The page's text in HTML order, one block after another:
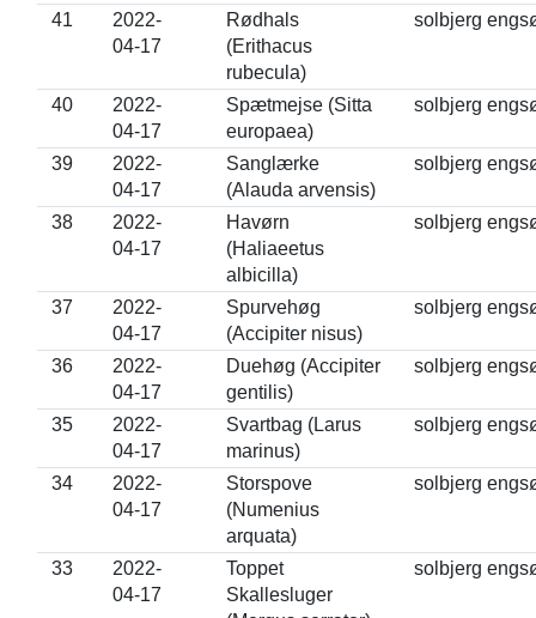
41
2022-
04-17
Rødhals
(Erithacus
rubecula)
solbjerg
40
2022-
04-17
Spætmejse (Sitta
europaea)
solbjerg
39
2022-
04-17
Sanglærke
(Alauda arvensis)
solbjerg
38
2022-
04-17
Havørn
(Haliaeetus
albicilla)
solbjerg
37
2022-
04-17
Spurvehøg
(Accipiter nisus)
solbjerg
36
2022-
04-17
Duehøg (Accipiter
gentilis)
solbjerg
35
2022-
04-17
Svartbag (Larus
marinus)
solbjerg
34
2022-
04-17
Storspove
(Numenius
arquata)
solbjerg
33
2022-
04-17
Toppet
Skallesluger
solbjerg